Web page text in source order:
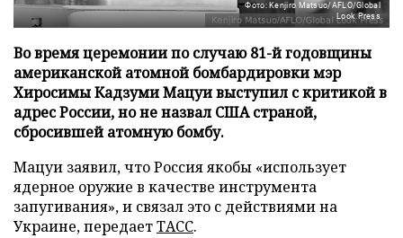
Фото: Kenjiro Matsuo/AFLO/Global
Look Press
Во время церемонии по случаю 81-й годовщины
американской атомной бомбардировки мэр
Хиросимы Кадзуми Мацуи выступил с критикой в
адрес России, но не назвал США страной,
сбросившей атомную бомбу.
Мацуи заявил, что Россия якобы «использует
ядерное оружие в качестве инструмента
запугивания», и связал это с действиями на
Украине, передаетТАСС.